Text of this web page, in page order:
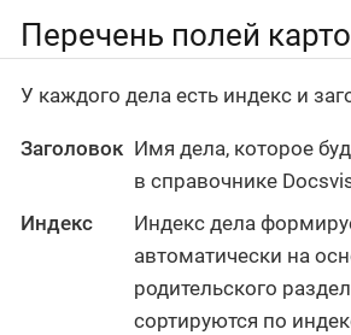
Перечень полей
У каждого дела есть индекс и
Заголовок Имя дела, которое
в справочнике
Индекс
Индекс дела
автоматически на
родительского
сортируются по